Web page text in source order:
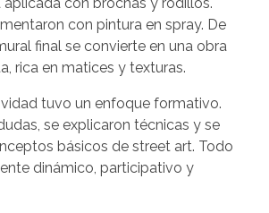
con brochas y rodillos.
con pintura en spray. De
final se convierte en una obra
rica en matices y texturas.
tuvo un enfoque formativo.
se explicaron técnicas y se
básicos de street art. Todo
dinámico, participativo y